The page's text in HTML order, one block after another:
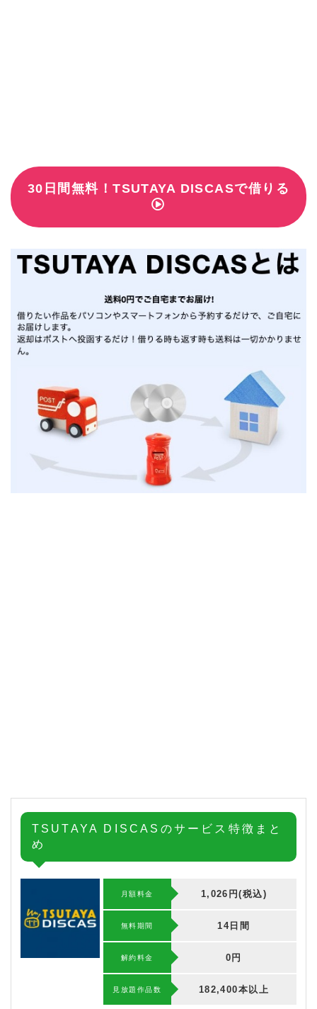
30日間無料！TSUTAYA DISCASで借りる
TSUTAYA DISCASのサービス特徴まと
め
月額料金 1,026円(税込)
無料期間 14日間
解約料⾦ 0円
⾒放題作品数 182,400本以上